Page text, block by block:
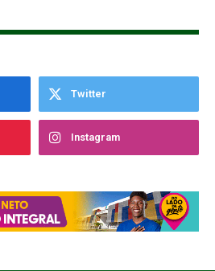
Twitter
Instagram